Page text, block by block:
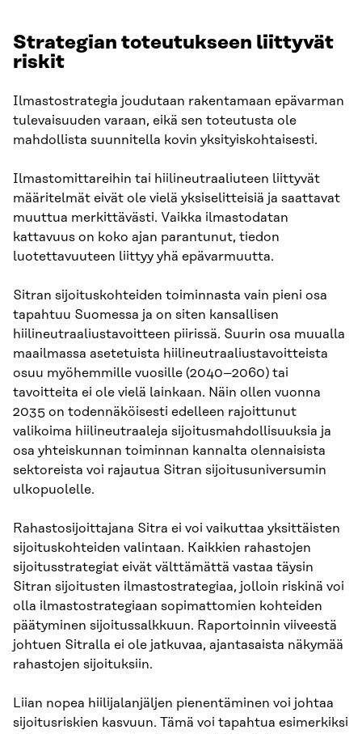
Strategian toteutukseen liittyvät
riskit
Ilmastostrategia joudutaan rakentamaan epävarman
tulevaisuuden varaan, eikä sen toteutusta ole
mahdollista suunnitella kovin yksityiskohtaisesti.
Ilmastomittareihin tai hiilineutraaliuteen liittyvät
määritelmät eivät ole vielä yksiselitteisiä ja saattavat
muuttua merkittävästi. Vaikka ilmastodatan
kattavuus on koko ajan parantunut, tiedon
luotettavuuteen liittyy yhä epävarmuutta.
Sitran sijoituskohteiden toiminnasta vain pieni osa
tapahtuu Suomessa ja on siten kansallisen
hiilineutraaliustavoitteen piirissä. Suurin osa muualla
maailmassa asetetuista hiilineutraaliustavoitteista
osuu myöhemmille vuosille (2040–2060) tai
tavoitteita ei ole vielä lainkaan. Näin ollen vuonna
2035 on todennäköisesti edelleen rajoittunut
valikoima hiilineutraaleja sijoitusmahdollisuuksia ja
osa yhteiskunnan toiminnan kannalta olennaisista
sektoreista voi rajautua Sitran sijoitusuniversumin
ulkopuolelle.
Rahastosijoittajana Sitra ei voi vaikuttaa yksittäisten
sijoituskohteiden valintaan. Kaikkien rahastojen
sijoitusstrategiat eivät välttämättä vastaa täysin
Sitran sijoitusten ilmastostrategiaa, jolloin riskinä voi
olla ilmastostrategiaan sopimattomien kohteiden
päätyminen sijoitussalkkuun. Raportoinnin viiveestä
johtuen Sitralla ei ole jatkuvaa, ajantasaista näkymää
rahastojen sijoituksiin.
Liian nopea hiilijalanjäljen pienentäminen voi johtaa
sijoitusriskien kasvuun. Tämä voi tapahtua esimerkiksi